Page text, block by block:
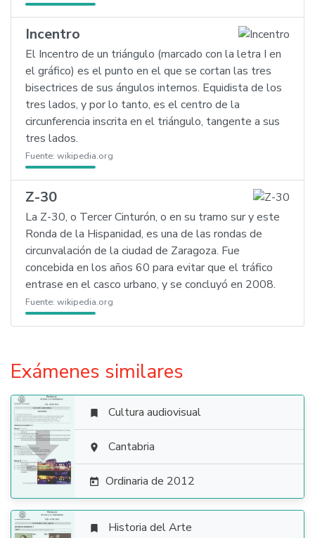
Incentro
El Incentro de un triángulo (marcado con la letra I en
el gráfico) es el punto en el que se cortan las tres
bisectrices de sus ángulos internos. Equidista de los
tres lados, y por lo tanto, es el centro de la
circunferencia inscrita en el triángulo, tangente a sus
tres lados.
Fuente: wikipedia.org
Z-30
La Z-30, o Tercer Cinturón, o en su tramo sur y este
Ronda de la Hispanidad, es una de las rondas de
circunvalación de la ciudad de Zaragoza. Fue
concebida en los años 60 para evitar que el tráfico
entrase en el casco urbano, y se concluyó en 2008.
Fuente: wikipedia.org
Exámenes similares

 Cultura audiovisual
 Cantabria
 Ordinaria de 2012
 Historia del Arte